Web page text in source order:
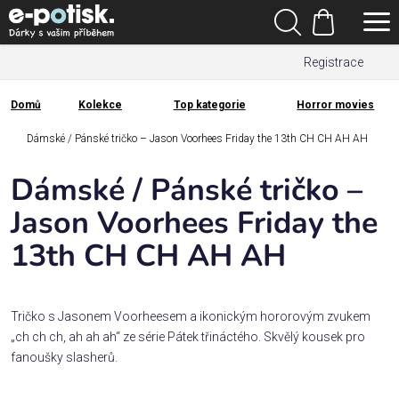
Přejít
na
obsah
Registrace
Hledat
Nákupní
košík
Kategorie
Dárek
pro
Rodina
Povolání,
zájmy a
Domů
Domů Kolekce Top kategorie Horror movies
Dámské / Pánské tričko – Jason Voorhees Friday the 13th CH CH AH AH
Dámské / Pánské tričko –
Jason Voorhees Friday the
13th CH CH AH AH
Tričko s Jasonem Voorheesem a ikonickým hororovým zvukem
„ch ch ch, ah ah ah“ ze série Pátek třináctého. Skvělý kousek pro
fanoušky slasherů.